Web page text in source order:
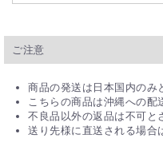
ご注意
商品の発送は日本国内のみ
こちらの商品は沖縄への配
不良品以外の返品は不可と
送り先様に直送される場合